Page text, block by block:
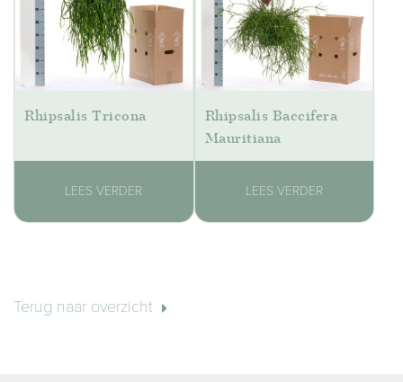
Rhipsalis Tricona
LEES VERDER
Rhipsalis Baccifera
Mauritiana
LEES VERDER
Terug naar overzicht